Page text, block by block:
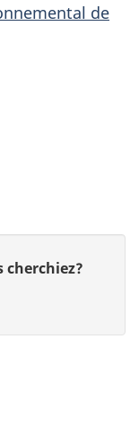
de
cherchiez?